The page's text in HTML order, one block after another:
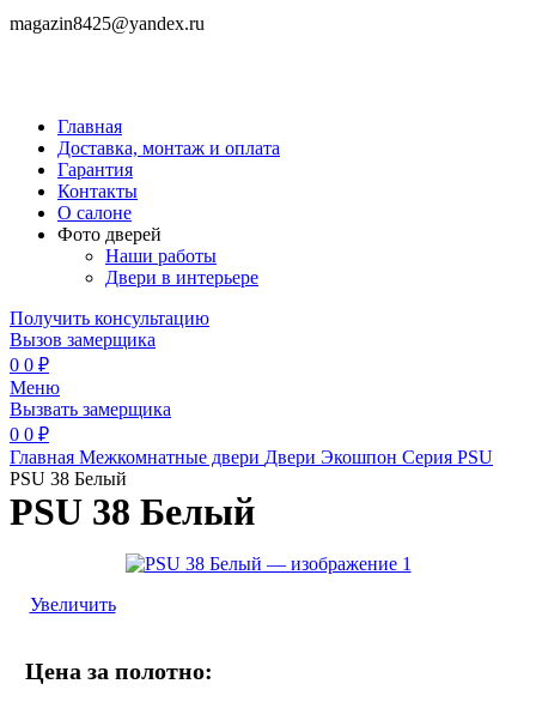
magazin8425@yandex.ru
Главная
Доставка, монтаж и оплата
Гарантия
Контакты
О салоне
Фото дверей
Наши работы
Двери в интерьере
Получить консультацию
Вызов замерщика
0 0 ₽
Меню
Вызвать замерщика
0 0 ₽
Главная Межкомнатные двери Двери Экошпон Серия PSU
PSU 38 Белый
PSU 38 Белый
Увеличить
Цена за полотно: